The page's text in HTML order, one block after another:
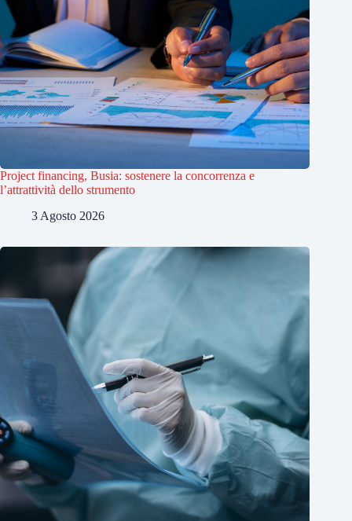
Project financing, Busia: sostenere la concorrenza e
l’attrattività dello strumento
3 Agosto 2026